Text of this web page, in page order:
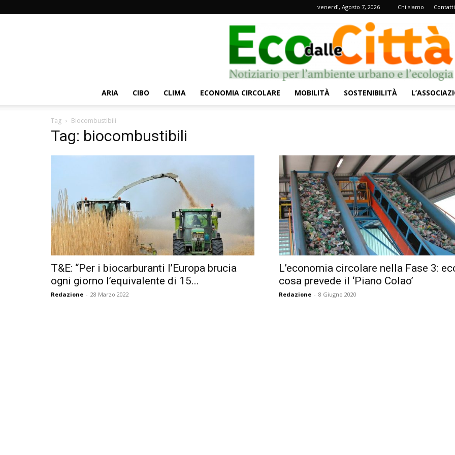
venerdì, Agosto 7, 2026 Chi siamo Contatti
dalle
Città
ARIA CIBO CLIMA ECONOMIA CIRCOLARE MOBILITÀ SOSTENIBILITÀ
Tag Biocombustibili
Tag: biocombustibili
T&E: “Per i biocarburanti l’Europa brucia
ogni giorno l’equivalente di 15...
Redazione - 28 Marzo 2022
L’economia circolare nella Fase 3:
cosa prevede il ‘Piano Colao’
Redazione - 8 Giugno 2020